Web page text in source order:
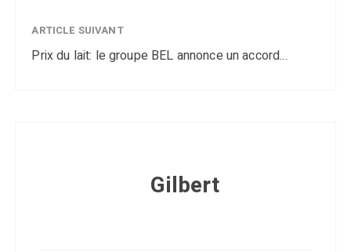
ARTICLE SUIVANT
Prix du lait: le groupe BEL annonce un accord...
Gilbert